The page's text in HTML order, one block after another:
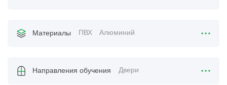
Материалы ПВХ Алюминий
Направления обучения Двери